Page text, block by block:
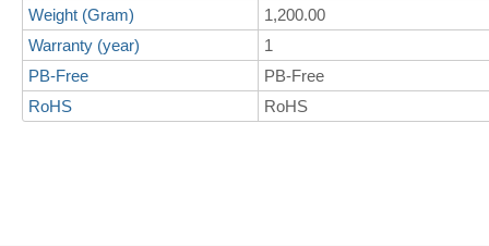
Weight (Gram)
1,200.00
Warranty (year)
1
PB-Free
PB-Free
RoHS
RoHS